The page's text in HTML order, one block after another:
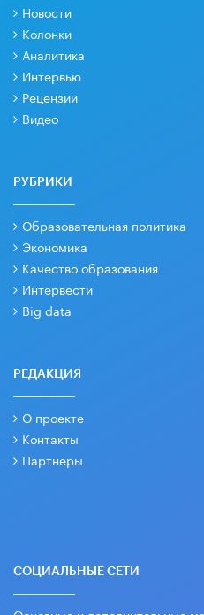
Новости
Колонки
Аналитика
Интервью
Рецензии
Видео
РУБРИКИ
Образовательная политика
Экономика
Качество образования
Интервести
Big data
РЕДАКЦИЯ
О проекте
Контакты
Партнеры
СОЦИАЛЬНЫЕ СЕТИ